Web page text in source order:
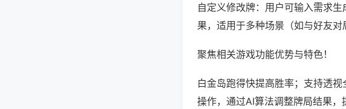
自定义修改牌：用户可输入需求
果，适用于多种场景（如与好友对
聚焦相关游戏功能优势与特色！
白金岛跑得快提高胜率；支持透
操作，通过AI算法调整牌局结果，